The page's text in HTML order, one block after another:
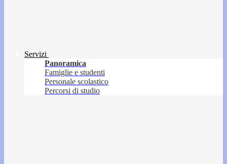
Servizi
Panoramica
Famiglie e studenti
Personale scolastico
Percorsi di studio